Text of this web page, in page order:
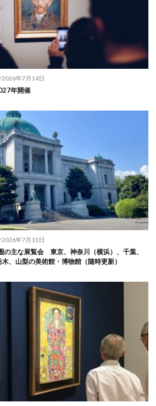
2026年7月14日
年開催
2026年7月13日
主な展覧会 東京、神奈川（横浜）、千葉、
、山梨の美術館・博物館（随時更新）